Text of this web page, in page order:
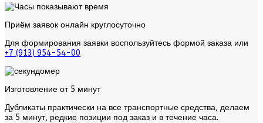
Приём заявок онлайн круглосуточно
Для формирования заявки воспользуйтесь формой заказа или
+7 (913) 954-54-00
Изготовление от 5 минут
Дубликаты практически на все транспортные средства, делаем
за 5 минут, редкие позиции под заказ и в течение часа.